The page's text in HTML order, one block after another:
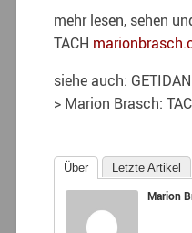
mehr lesen, sehen
TACH
siehe auch:
> Marion Brasch:
Über Letzte Artikel
Marion